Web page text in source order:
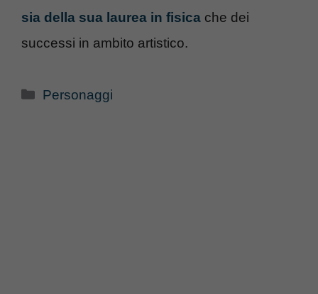
sia della sua laurea in fisica che dei
successi in ambito artistico.
Categorie
Personaggi